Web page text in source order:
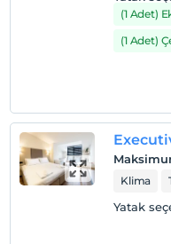
(1 Adet)
(1 Adet)
Klima
Yatak